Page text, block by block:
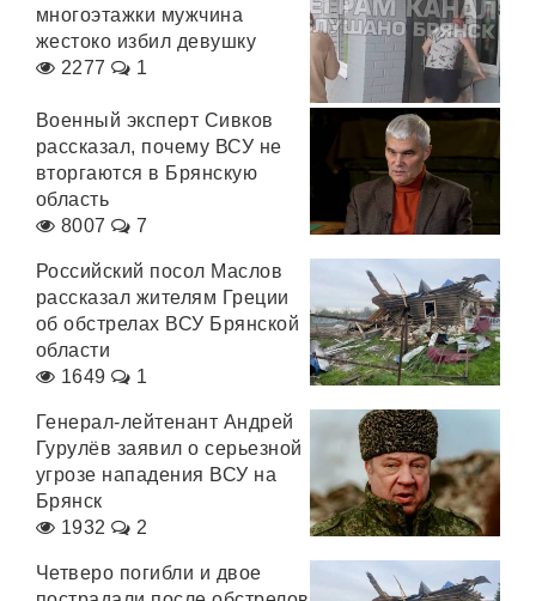
многоэтажки мужчина
жестоко избил девушку
2277
1
Военный эксперт Сивков
рассказал, почему ВСУ не
вторгаются в Брянскую
область
8007
7
Российский посол Маслов
рассказал жителям Греции
об обстрелах ВСУ Брянской
области
1649
1
Генерал-лейтенант Андрей
Гурулёв заявил о серьезной
угрозе нападения ВСУ на
Брянск
1932
2
Четверо погибли и двое